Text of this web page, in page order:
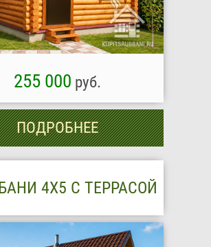
255 000 руб.
ПОДРОБНЕЕ
4Х5 С ТЕРРАСОЙ